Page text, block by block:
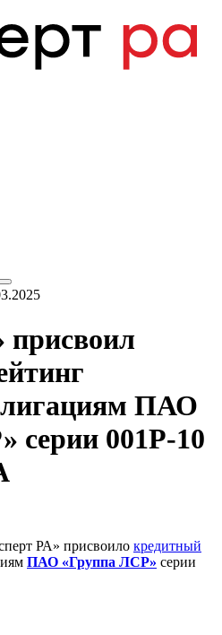
присвоил
ПАО
серии 001P-10
РА» присвоило кредитный
ПАО «Группа ЛСР» серии